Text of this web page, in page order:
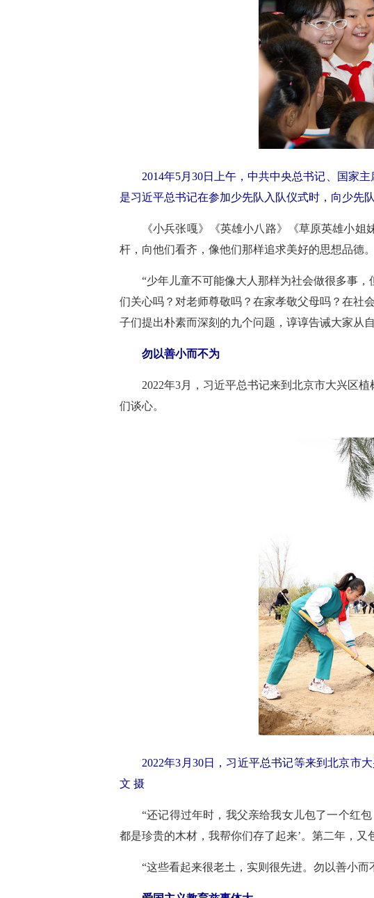
2014年5月30日上午，中共中央总书记、国家
是习近平总书记在参加少先队入队仪式时，向少先
《小兵张嘎》《英雄小八路》《草原英雄小
杆，向他们看齐，像他们那样追求美好的思想品德。
“少年儿童不可能像大人那样为社会做很多事
们关心吗？对老师尊敬吗？在家孝敬父母吗？在社
子们提出朴素而深刻的九个问题，谆谆告诫大家从
勿以善小而不为
2022年3月，习近平总书记来到北京市大兴区
们谈心。
2022年3月30日，习近平总书记等来到北京市
文 摄
“还记得过年时，我父亲给我女儿包了一个红
都是珍贵的木材，我帮你们存了起来’。第二年，
“这些看起来很老土，实则很先进。勿以善小